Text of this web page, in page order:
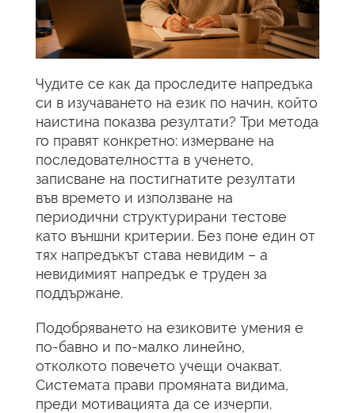
Чудите се как да проследите напредъка
си в изучаването на език по начин, който
наистина показва резултати? Три метода
го правят конкретно: измерване на
последователността в ученето,
записване на постигнатите резултати
във времето и използване на
периодични структурирани тестове
като външни критерии. Без поне един от
тях напредъкът става невидим – а
невидимият напредък е труден за
поддържане.
Подобряването на езиковите умения е
по-бавно и по-малко линейно,
отколкото повечето учещи очакват.
Системата прави промяната видима,
преди мотивацията да се изчерпи.